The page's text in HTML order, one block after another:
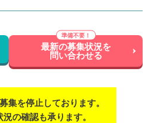
最新の募集状況を
問い合わせる
集を停止しております。
の確認も承ります。